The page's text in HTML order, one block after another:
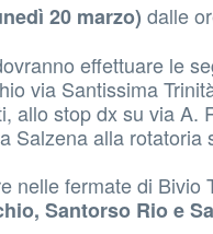
20 marzo) dalle
effettuare le
via Santissima
allo stop dx su via A.
alla rotatoria
nelle fermate di
Santorso Rio e